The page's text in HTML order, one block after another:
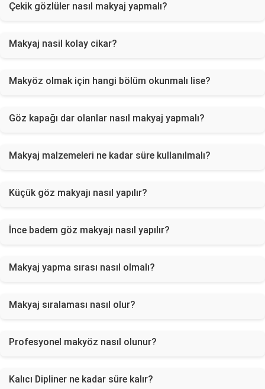
Çekik gözlüler nasıl makyaj yapmalı?
Makyaj nasil kolay cikar?
Makyöz olmak için hangi bölüm okunmalı lise?
Göz kapağı dar olanlar nasıl makyaj yapmalı?
Makyaj malzemeleri ne kadar süre kullanılmalı?
Küçük göz makyajı nasıl yapılır?
İnce badem göz makyajı nasıl yapılır?
Makyaj yapma sırası nasıl olmalı?
Makyaj sıralaması nasıl olur?
Profesyonel makyöz nasıl olunur?
Kalıcı Dipliner ne kadar süre kalır?